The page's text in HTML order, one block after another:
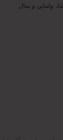
ولنتاین و سال